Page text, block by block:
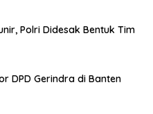
Polri Didesak Bentuk Tim
DPD Gerindra di Banten